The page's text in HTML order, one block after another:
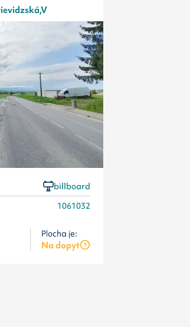
billboard
1061032
Plocha je:
Na dopyt